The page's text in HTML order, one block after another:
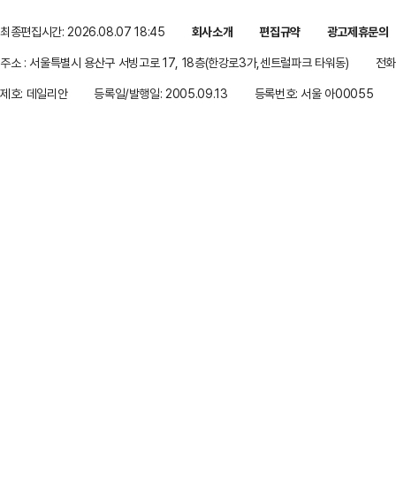
최종편집시간: 2026.08.07 18:45 회사소개 편집규약
광고제휴문의
주소 : 서울특별시 용산구 서빙고로 17, 18층(한강로3가,센트럴파크 타워동)
전
제호: 데일리안
등록일/발행일: 2005.09.13 등록번호: 서울 아00055